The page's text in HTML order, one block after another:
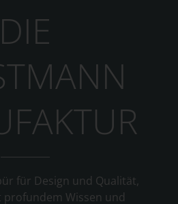
DIE
für Design und Qualität,
Wissen und